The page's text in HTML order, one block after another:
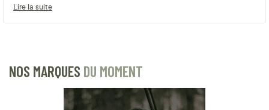
Lire la suite
NOS MARQUES DU MOMENT